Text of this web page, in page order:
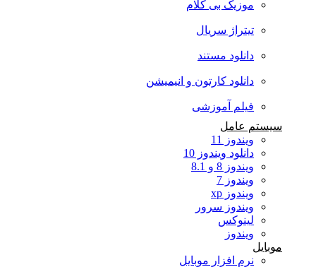
موزیک بی کلام
تیتراژ سریال
دانلود مستند
دانلود کارتون و انیمیشن
فیلم آموزشی
سیستم عامل
ویندوز 11
دانلود ویندوز 10
ویندوز 8 و 8.1
ویندوز 7
ویندوز xp
ویندوز سرور
لینوکس
ویندوز
موبایل
نرم افزار موبایل